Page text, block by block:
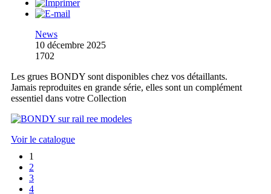
News
10 décembre 2025
1702
Les grues BONDY sont disponibles chez vos détaillants.
Jamais reproduites en grande série, elles sont un complément
essentiel dans votre Collection
Voir le catalogue
1
2
3
4